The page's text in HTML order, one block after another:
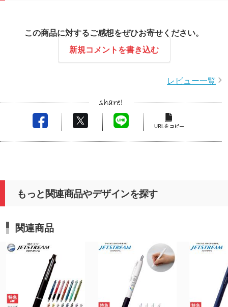
この商品に対するご感想をぜひお寄せください。
新規コメントを書き込む
レビュー一覧
もっと関連商品やデザインを探す
関連商品